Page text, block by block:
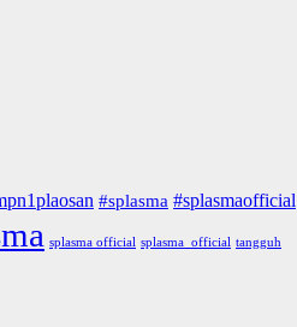
#splasma #splasmaofficial
splasma official splasma_official tangguh